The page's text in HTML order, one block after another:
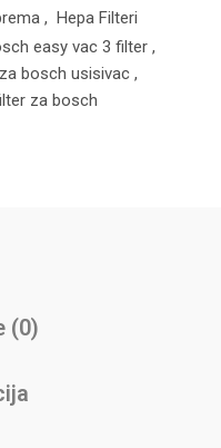
, Hepa Filteri
easy vac 3 filter ,
bosch usisivac ,
za bosch
(0)